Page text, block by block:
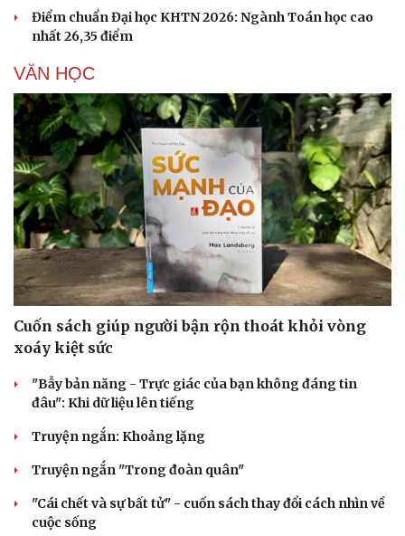
Điểm chuẩn Đại học KHTN 2026: Ngành Toán học cao
nhất 26,35 điểm
VĂN HỌC
Cuốn sách giúp người bận rộn thoát khỏi vòng
xoáy kiệt sức
"Bẫy bản năng - Trực giác của bạn không đáng tin
đâu": Khi dữ liệu lên tiếng
Truyện ngắn: Khoảng lặng
Truyện ngắn "Trong đoàn quân"
"Cái chết và sự bất tử" - cuốn sách thay đổi cách nhìn về
cuộc sống